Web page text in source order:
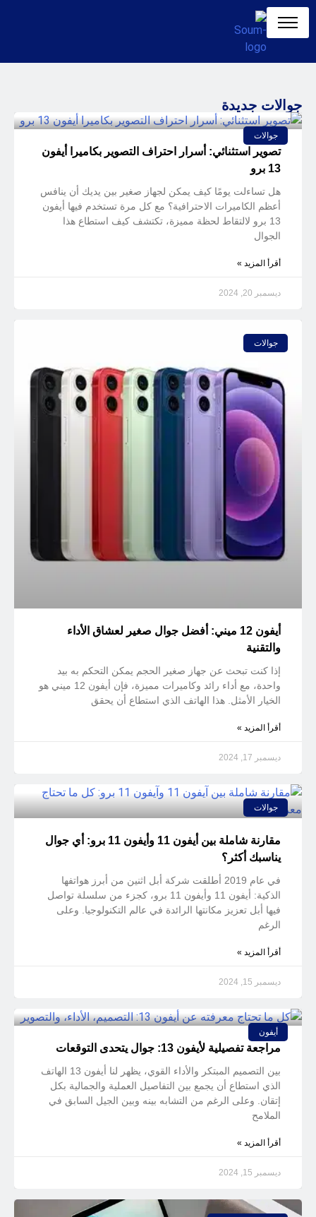
جوالات جديدة
جوالات
تصوير استثنائي: أسرار احتراف التصوير بكاميرا أيفون
13 برو
هل تساءلت يومًا كيف يمكن لجهاز صغير بين يديك أن ينافس
أعظم الكاميرات الاحترافية؟ مع كل مرة تستخدم فيها أيفون
13 برو لالتقاط لحظة مميزة، تكتشف كيف استطاع هذا
الجوال
أقرأ المزيد »
ديسمبر 20, 2024
جوالات
أيفون 12 ميني: أفضل جوال صغير لعشاق الأداء
والتقنية
إذا كنت تبحث عن جهاز صغير الحجم يمكن التحكم به بيد
واحدة، مع أداء رائد وكاميرات مميزة، فإن أيفون 12 ميني هو
الخيار الأمثل. هذا الهاتف الذي استطاع أن يحقق
أقرأ المزيد »
ديسمبر 17, 2024
جوالات
مقارنة شاملة بين أيفون 11 وأيفون 11 برو: أي جوال
يناسبك أكثر؟
في عام 2019 أطلقت شركة أبل اثنين من أبرز هواتفها
الذكية: أيفون 11 وأيفون 11 برو، كجزء من سلسلة تواصل
فيها أبل تعزيز مكانتها الرائدة في عالم التكنولوجيا. وعلى
الرغم
أقرأ المزيد »
ديسمبر 15, 2024
أيفون
مراجعة تفصيلية لأيفون 13: جوال يتحدى التوقعات
بين التصميم المبتكر والأداء القوي، يظهر لنا أيفون 13 الهاتف
الذي استطاع أن يجمع بين التفاصيل العملية والجمالية بكل
إتقان. وعلى الرغم من التشابه بينه وبين الجيل السابق في
الملامح
أقرأ المزيد »
ديسمبر 15, 2024